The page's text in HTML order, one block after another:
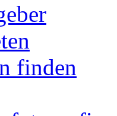
finden